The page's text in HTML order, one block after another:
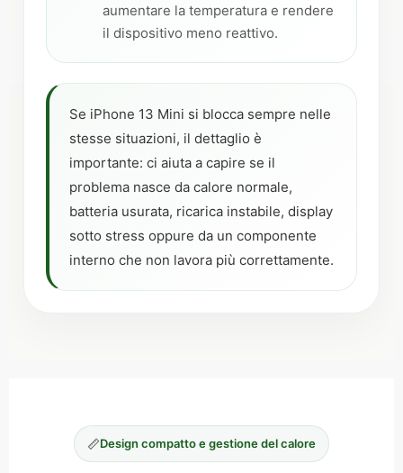
aumentare la temperatura e rendere
il dispositivo meno reattivo.
Se iPhone 13 Mini si blocca sempre nelle
stesse situazioni, il dettaglio è
importante: ci aiuta a capire se il
problema nasce da calore normale,
batteria usurata, ricarica instabile, display
sotto stress oppure da un componente
interno che non lavora più correttamente.
📏Design compatto e gestione del calore